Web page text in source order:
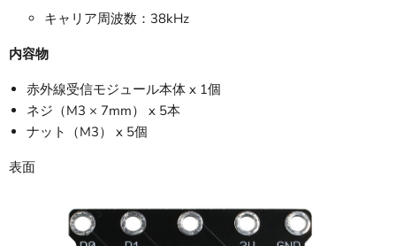
キャリア周波数：38kHz
内容物
赤外線受信モジュール本体 x 1個
ネジ（M3 × 7mm） x 5本
ナット（M3） x 5個
表面